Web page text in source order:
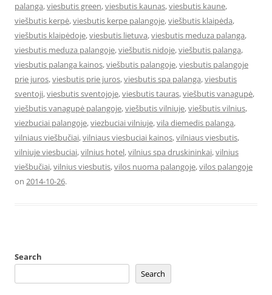
palanga,viesbutis green,viesbutis kaunas,viesbutis kaune,
viešbutis kerpė,viesbutis kerpe palangoje,viešbutis klaipėda,
viešbutis klaipėdoje,viesbutis lietuva,viesbutis meduza palanga,
viesbutis meduza palangoje,viešbutis nidoje,viešbutis palanga,
viesbutis palanga kainos,viešbutis palangoje,viesbutis palangoje
prie juros,viesbutis prie juros,viesbutis spa palanga,viesbutis
sventoji,viesbutis sventojoje,viesbutis tauras,viešbutis vanagupė,
viešbutis vanagupė palangoje,viešbutis vilniuje,viešbutis vilnius,
viezbuciai palangoje,viezbuciai vilniuje,vila diemedis palanga,
vilniaus viešbučiai,vilniaus viesbuciai kainos,vilniaus viesbutis,
vilniuje viesbuciai,vilnius hotel,vilnius spa druskininkai,vilnius
viešbučiai,vilnius viesbutis,vilos nuoma palangoje,vilos palangoje
on 2014-10-26.
Search
Search